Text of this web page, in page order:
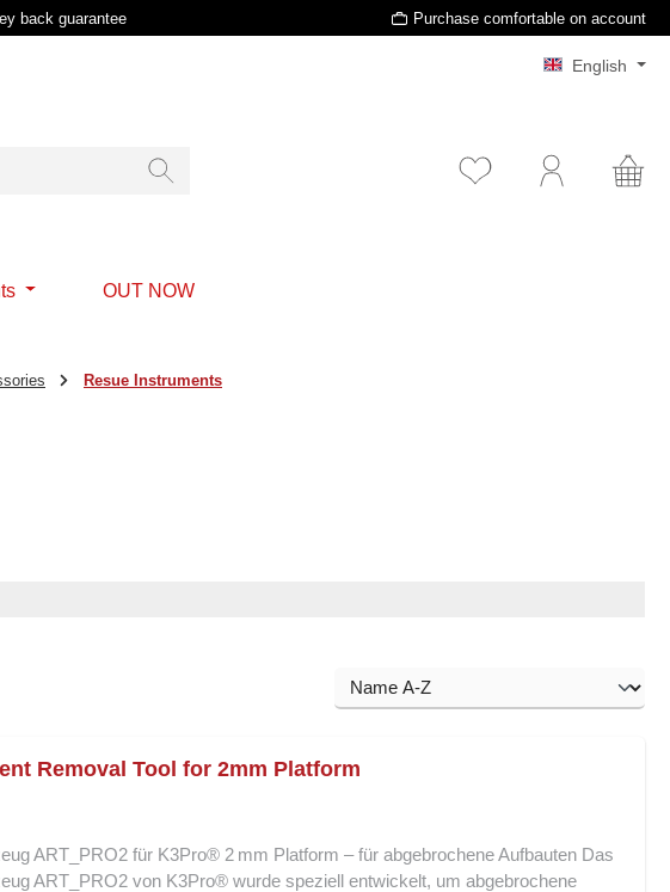
back guarantee Purchase comfortable on account
English
OUT NOW
Resue Instruments
Removal Tool for 2mm Platform
ART_PRO2 für K3Pro® 2 mm Platform – für abgebrochene Aufbauten Das
ART_PRO2 von K3Pro® wurde speziell entwickelt, um abgebrochene